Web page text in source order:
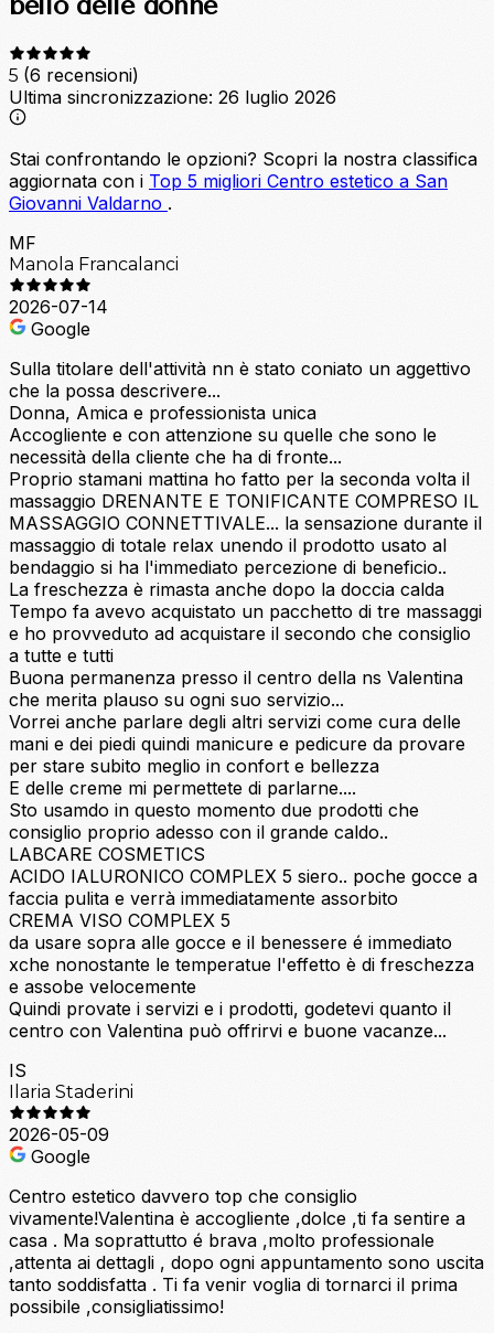
5 (6 recensioni)
Ultima sincronizzazione: 26 luglio 2026
Stai confrontando le opzioni? Scopri la nostra classifica
aggiornata con i Top 5 migliori Centro estetico a San
Giovanni Valdarno .
MF
Manola Francalanci
2026-07-14
Google
Sulla titolare dell'attività nn è stato coniato un aggettivo
che la possa descrivere...
Donna, Amica e professionista unica
Accogliente e con attenzione su quelle che sono le
necessità della cliente che ha di fronte...
Proprio stamani mattina ho fatto per la seconda volta il
massaggio DRENANTE E TONIFICANTE COMPRESO IL
MASSAGGIO CONNETTIVALE... la sensazione durante il
massaggio di totale relax unendo il prodotto usato al
bendaggio si ha l'immediato percezione di beneficio..
La freschezza è rimasta anche dopo la doccia calda
Tempo fa avevo acquistato un pacchetto di tre massaggi
e ho provveduto ad acquistare il secondo che consiglio
a tutte e tutti
Buona permanenza presso il centro della ns Valentina
che merita plauso su ogni suo servizio...
Vorrei anche parlare degli altri servizi come cura delle
mani e dei piedi quindi manicure e pedicure da provare
per stare subito meglio in confort e bellezza
E delle creme mi permettete di parlarne....
Sto usamdo in questo momento due prodotti che
consiglio proprio adesso con il grande caldo..
LABCARE COSMETICS
ACIDO IALURONICO COMPLEX 5 siero.. poche gocce a
faccia pulita e verrà immediatamente assorbito
CREMA VISO COMPLEX 5
da usare sopra alle gocce e il benessere é immediato
xche nonostante le temperatue l'effetto è di freschezza
e assobe velocemente
Quindi provate i servizi e i prodotti, godetevi quanto il
centro con Valentina può offrirvi e buone vacanze...
IS
Ilaria Staderini
2026-05-09
Google
Centro estetico davvero top che consiglio
vivamente!Valentina è accogliente ,dolce ,ti fa sentire a
casa . Ma soprattutto é brava ,molto professionale
,attenta ai dettagli , dopo ogni appuntamento sono uscita
tanto soddisfatta . Ti fa venir voglia di tornarci il prima
possibile ,consigliatissimo!